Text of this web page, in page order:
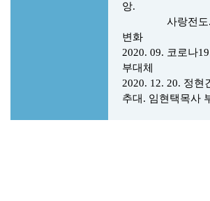
앙.
사랑전도. 성
변화
2020. 09. 코로나
부대체
2020. 12. 20. 정현
추대. 임현택목사